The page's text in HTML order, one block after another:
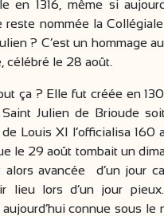
en 1316, même si
reste nommée la
? C’est un hommage
célébré le 28 août.
ça ? Elle fut créée en
Julien de Brioude
Louis XI l’officialisa 160
le 29 août tombait un
alors avancée d’un jour
lieu lors d’un jour
connue sous le